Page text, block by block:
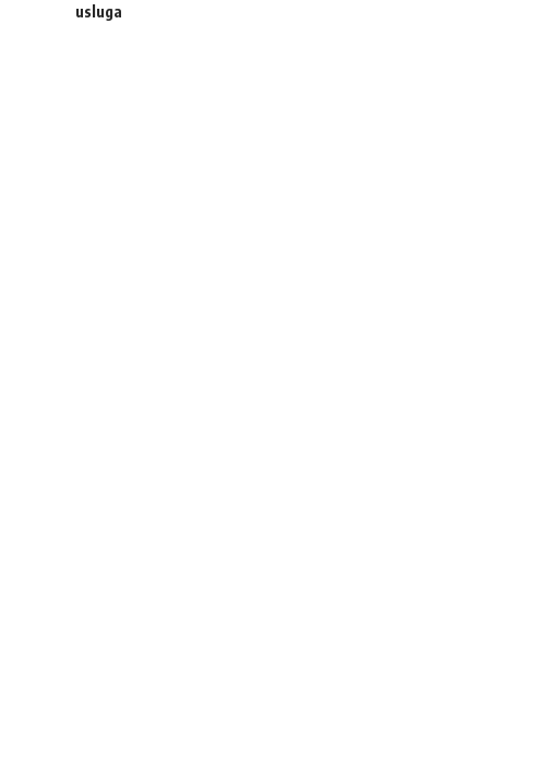
usluga